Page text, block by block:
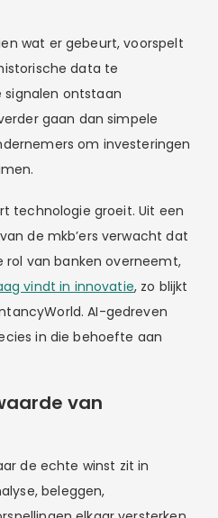
wat er gebeurt, voorspelt
data te
ontstaan
gaan dan simpele
om investeringen
technologie groeit. Uit een
de mkb’ers verwacht dat
van banken overneemt,
vindt in innovatie, zo blijkt
AI-gedreven
in die behoefte aan
van
de echte winst zit in
beleggen,